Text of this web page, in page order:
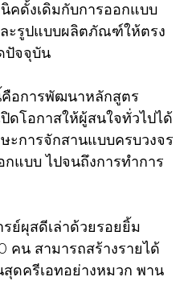
คดั้งเดิมกับการออกแบบ
ะรูปแบบผลิตภัณฑ์ให้ตรง
ปัจจุบัน
คือการพัฒนาหลักสูตร
ดโอกาสให้ผู้สนใจทั่วไปได้
ะการจักสานแบบครบวงจร
แบบ ไปจนถึงการทำการ
ย์ผุสดีเล่าด้วยรอยยิ้ม
คน สามารถสร้างรายได้
ดครีเอทอย่างหมวก พาน